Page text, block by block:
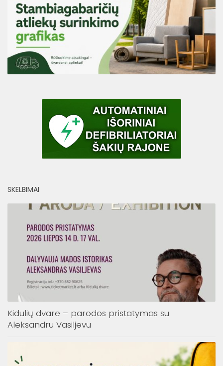
SKELBIMAI
Kidulių dvare – parodos pristatymas su
Aleksandru Vasiljevu